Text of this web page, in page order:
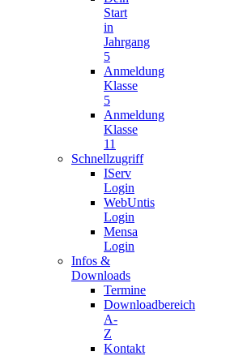
Start
in
Jahrgang
5
Anmeldung
Klasse
5
Anmeldung
Klasse
11
Schnellzugriff
IServ
Login
WebUntis
Login
Mensa
Login
Infos &
Downloads
Termine
Downloadbereich
A-
Z
Kontakt